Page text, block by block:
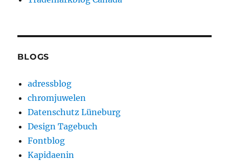
BLOGS
adressblog
chromjuwelen
Datenschutz Lüneburg
Design Tagebuch
Fontblog
Kapidaenin